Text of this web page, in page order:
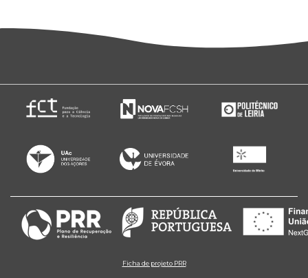
Ficha de projeto PRR